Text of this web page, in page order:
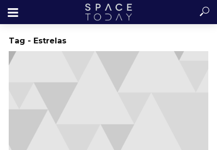
Tag - Estrelas